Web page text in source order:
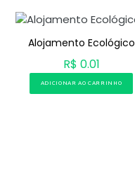
Alojamento Ecológico
R$ 0.01
ADICIONAR AO CARRINHO